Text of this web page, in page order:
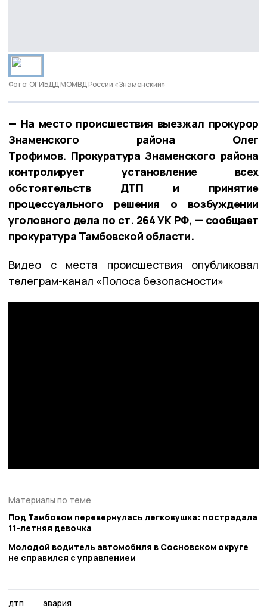
Фото: ОГИБДД МОМВД России «Знаменский»
— На место происшествия выезжал прокурор
Знаменского района Олег
Трофимов. Прокуратура Знаменского района
контролирует установление всех
обстоятельств ДТП и принятие
процессуального решения о возбуждении
уголовного дела по ст. 264 УК РФ, — сообщает
прокуратура Тамбовской области.
Видео с места происшествия опубликовал
телеграм-канал «Полоса безопасности»
Материалы по теме
Под Тамбовом перевернулась легковушка: пострадала
11-летняя девочка
Молодой водитель автомобиля в Сосновском округе
не справился с управлением
дтп авария